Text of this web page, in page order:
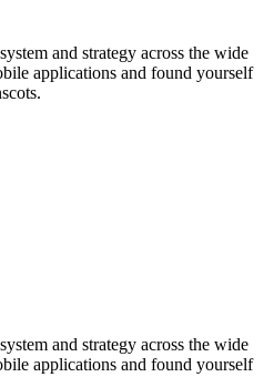
and strategy across the wide
applications and found yourself
and strategy across the wide
applications and found yourself